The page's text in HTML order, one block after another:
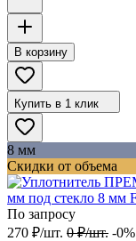
В корзину
Купить в 1 клик
8 мм
Скидки от объема
По запросу
270 ₽/шт. 0 ₽/шт. -0%